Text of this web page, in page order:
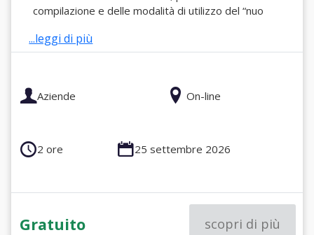
compilazione e delle modalità di utilizzo del “nuo
...leggi di più
Aziende On-line
2 ore 25 settembre 2026
Gratuito scopri di più